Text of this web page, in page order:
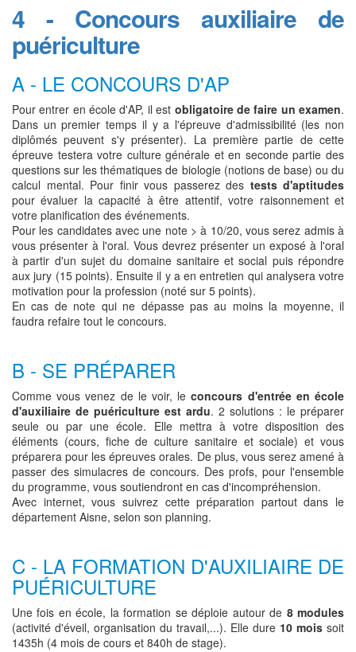
4 - Concours auxiliaire de
puériculture
A - LE CONCOURS D'AP
Pour entrer en école d'AP, il est obligatoire de faire un examen.
Dans un premier temps il y a l'épreuve d'admissibilité (les non
diplômés peuvent s'y présenter). La première partie de cette
épreuve testera votre culture générale et en seconde partie des
questions sur les thématiques de biologie (notions de base) ou du
calcul mental. Pour finir vous passerez des tests d'aptitudes
pour évaluer la capacité à être attentif, votre raisonnement et
votre planification des événements.
Pour les candidates avec une note > à 10/20, vous serez admis à
vous présenter à l'oral. Vous devrez présenter un exposé à l'oral
à partir d'un sujet du domaine sanitaire et social puis répondre
aux jury (15 points). Ensuite il y a en entretien qui analysera votre
motivation pour la profession (noté sur 5 points).
En cas de note qui ne dépasse pas au moins la moyenne, il
faudra refaire tout le concours.
B - SE PRÉPARER
Comme vous venez de le voir, leconcours d'entrée en école
d'auxiliaire de puériculture est ardu. 2 solutions : le préparer
seule ou par une école. Elle mettra à votre disposition des
éléments (cours, fiche de culture sanitaire et sociale) et vous
préparera pour les épreuves orales. De plus, vous serez amené à
passer des simulacres de concours. Des profs, pour l'ensemble
du programme, vous soutiendront en cas d'incompréhension.
Avec internet, vous suivrez cette préparation partout dans le
département Aisne, selon son planning.
C - LA FORMATION D'AUXILIAIRE DE
PUÉRICULTURE
Une fois en école, la formation se déploie autour de 8 modules
(activité d'éveil, organisation du travail,...). Elle dure 10 mois soit
1435h (4 mois de cours et 840h de stage).